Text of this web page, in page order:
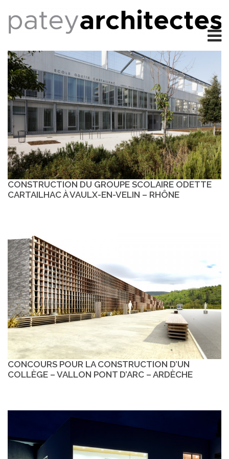
CONSTRUCTION DU GROUPE SCOLAIRE ODETTE
CARTAILHAC À VAULX-EN-VELIN – RHÔNE
CONCOURS POUR LA CONSTRUCTION D’UN
COLLÈGE – VALLON PONT D’ARC – ARDÈCHE